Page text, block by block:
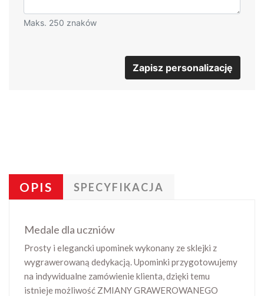
Maks. 250 znaków
Zapisz personalizację
OPIS SPECYFIKACJA
Medale dla uczniów
Prosty i elegancki upominek wykonany ze sklejki z
wygrawerowaną dedykacją. Upominki przygotowujemy
na indywidualne zamówienie klienta, dzięki temu
istnieje możliwość ZMIANY GRAWEROWANEGO